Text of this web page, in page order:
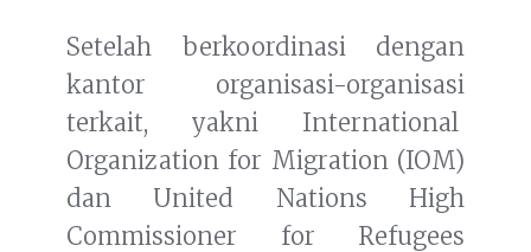
Setelah berkoordinasi dengan
kantor organisasi-organisasi
terkait, yakni International
Organization for Migration (IOM)
dan United Nations High
Commissioner for Refugees